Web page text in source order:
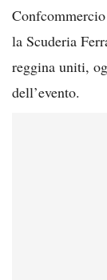
la Scuderia
reggina uniti,
dell’evento.